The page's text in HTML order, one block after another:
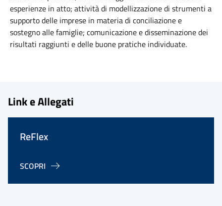
esperienze in atto; attività di modellizzazione di strumenti a
supporto delle imprese in materia di conciliazione e
sostegno alle famiglie; comunicazione e disseminazione dei
risultati raggiunti e delle buone pratiche individuate.
Link e Allegati
ReFlex
SCOPRI